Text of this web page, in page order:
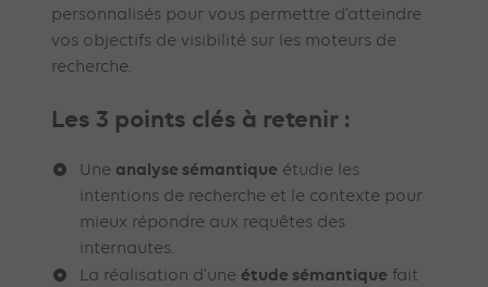
personnalisés pour vous permettre d’atteindre
vos objectifs de visibilité sur les moteurs de
recherche.
Les 3 points clés à retenir :
Une analyse sémantique étudie les
intentions de recherche et le contexte pour
mieux répondre aux requêtes des
internautes.
La réalisation d’une étude sémantique fait